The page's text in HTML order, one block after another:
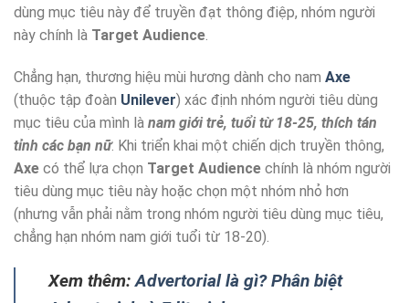
dùng mục tiêu này để truyền đạt thông điệp, nhóm người
này chính là Target Audience.
Chẳng hạn, thương hiệu mùi hương dành cho nam Axe
(thuộc tập đoàn Unilever) xác định nhóm người tiêu dùng
mục tiêu của mình là nam giới trẻ, tuổi từ 18-25, thích tán
tỉnh các bạn nữ. Khi triển khai một chiến dịch truyền thông,
Axe có thể lựa chọn Target Audience chính là nhóm người
tiêu dùng mục tiêu này hoặc chọn một nhóm nhỏ hơn
(nhưng vẫn phải nằm trong nhóm người tiêu dùng mục tiêu,
chẳng hạn nhóm nam giới tuổi từ 18-20).
Xem thêm:Advertorial là gì? Phân biệt